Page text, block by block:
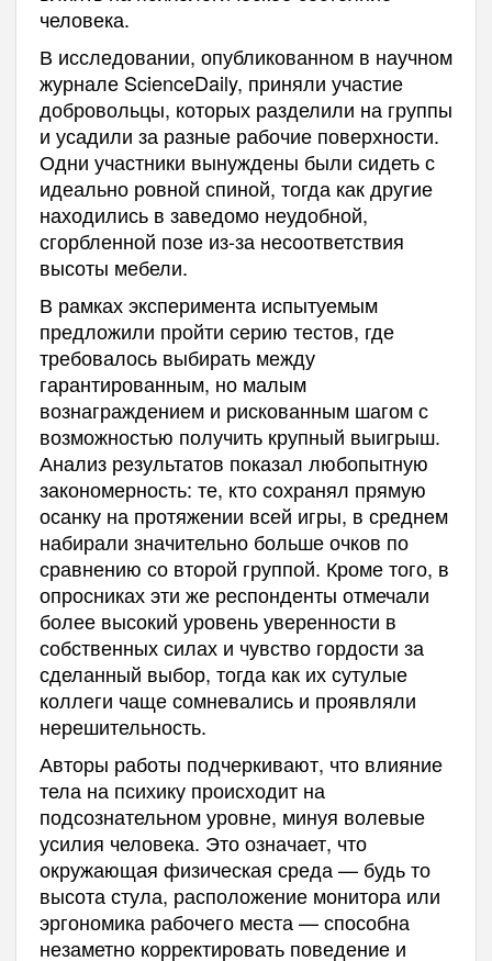
человека.
В исследовании, опубликованном в научном
журнале ScienceDaily, приняли участие
добровольцы, которых разделили на группы
и усадили за разные рабочие поверхности.
Одни участники вынуждены были сидеть с
идеально ровной спиной, тогда как другие
находились в заведомо неудобной,
сгорбленной позе из-за несоответствия
высоты мебели.
В рамках эксперимента испытуемым
предложили пройти серию тестов, где
требовалось выбирать между
гарантированным, но малым
вознаграждением и рискованным шагом с
возможностью получить крупный выигрыш.
Анализ результатов показал любопытную
закономерность: те, кто сохранял прямую
осанку на протяжении всей игры, в среднем
набирали значительно больше очков по
сравнению со второй группой. Кроме того, в
опросниках эти же респонденты отмечали
более высокий уровень уверенности в
собственных силах и чувство гордости за
сделанный выбор, тогда как их сутулые
коллеги чаще сомневались и проявляли
нерешительность.
Авторы работы подчеркивают, что влияние
тела на психику происходит на
подсознательном уровне, минуя волевые
усилия человека. Это означает, что
окружающая физическая среда — будь то
высота стула, расположение монитора или
эргономика рабочего места — способна
незаметно корректировать поведение и